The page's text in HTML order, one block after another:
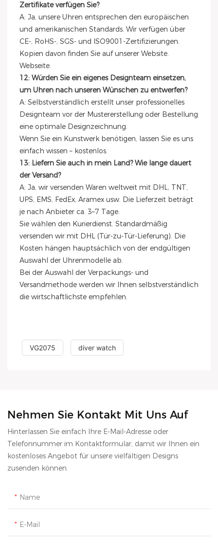
Zertifikate verfügen Sie?
A: Ja, unsere Uhren entsprechen den europäischen
und amerikanischen Standards. Wir verfügen über
CE-, RoHS-, SGS- und ISO9001-Zertifizierungen.
Kopien davon finden Sie auf unserer Website.
Webseite.
12: Würden Sie ein eigenes Designteam einsetzen,
um Uhren nach unseren Wünschen zu entwerfen?
A: Selbstverständlich erstellt unser professionelles
Designteam vor der Mustererstellung oder Bestellung
eine optimale Designzeichnung.
Wenn Sie ein Kunstwerk benötigen, lassen Sie es uns
einfach wissen – kostenlos.
13: Liefern Sie auch in mein Land? Wie lange dauert
der Versand?
A: Ja, wir versenden Waren weltweit mit DHL, TNT,
UPS, EMS, FedEx, Aramex usw. Die Lieferzeit beträgt
je nach Anbieter ca. 3–7 Tage.
Sie wählen den Kurierdienst. Standardmäßig
versenden wir mit DHL (Tür-zu-Tür-Lieferung). Die
Kosten hängen hauptsächlich von der endgültigen
Auswahl der Uhrenmodelle ab.
Bei der Auswahl der Verpackungs- und
Versandmethode werden wir Ihnen selbstverständlich
die wirtschaftlichste empfehlen.
VG2075 diver watch
Nehmen Sie Kontakt Mit Uns Auf
Hinterlassen Sie einfach Ihre E-Mail-Adresse oder
Telefonnummer im Kontaktformular, damit wir Ihnen ein
kostenloses Angebot für unsere vielfältigen Designs
zusenden können.
Name
E-Mail